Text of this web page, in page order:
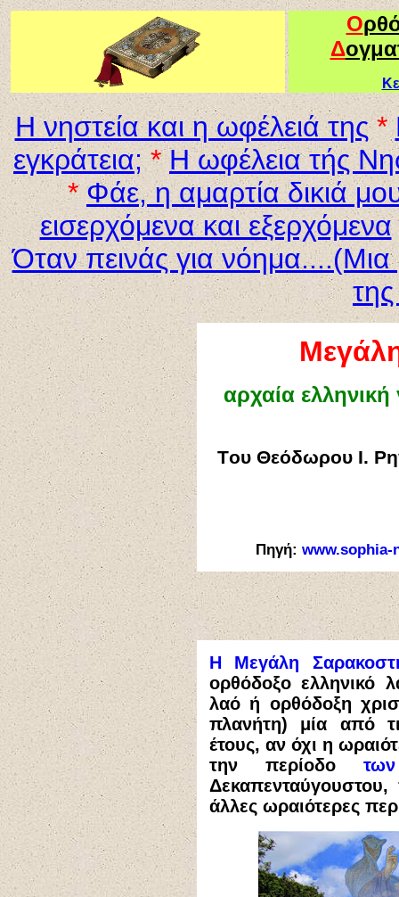
Ο
Δ
Η νηστεία και η ωφέλειά της*
εγκράτεια; *Η ωφέλεια τής
* Φάε, η αμαρτία δικιά
εισερχόμενα και εξερχόμενα
Όταν πεινάς για
αρχαία
Tου Θεόδωρου Ι.
Πηγή: www.sophia-
Η Μεγάλη
ορθόδοξο ελληνικό
λαό ή ορθόδοξη
πλανήτη) μία από
έτους, αν όχι η
την περίοδο
άλλες ωραιότερες